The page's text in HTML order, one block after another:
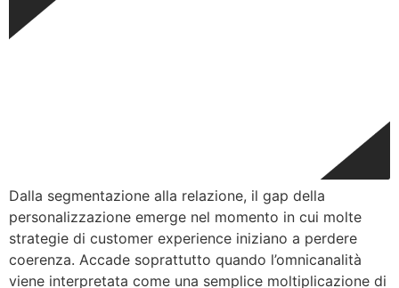
Dalla segmentazione alla relazione, il gap della
personalizzazione emerge nel momento in cui molte
strategie di customer experience iniziano a perdere
coerenza. Accade soprattutto quando l’omnicanalità
viene interpretata come una semplice moltiplicazione di